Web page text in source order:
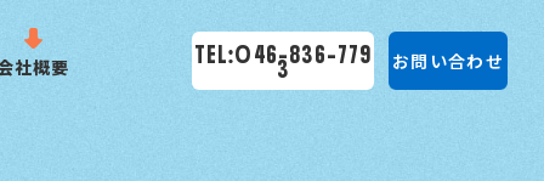
社概要 TEL:046-836-779
3 お問い合わせ